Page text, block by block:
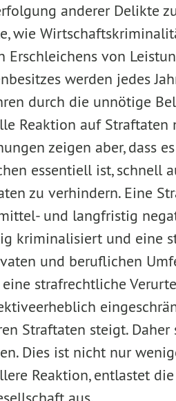
anderer Delikte
wie
Erschleichens von
werden jedes
durch die unnötige
Reaktion auf
zeigen aber, dass
essentiell ist, schnell
zu verhindern. Eine
und langfristig
kriminalisiert und eine
und beruflichen
strafrechtliche
Straftaten steigt.
Dies ist nicht nur
Reaktion, entlastet